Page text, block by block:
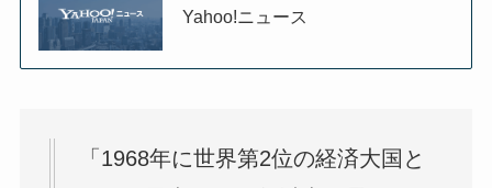
Yahoo!ニュース
「1968年に世界第2位の経済大国と